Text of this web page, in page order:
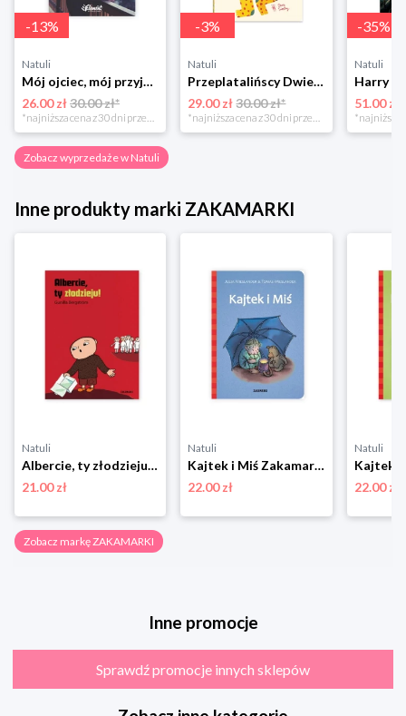
-13%
Natuli
Mój ojciec, mój przyjaciel Element
26.00 zł30.00 zł*
*najniższa cena z 30 dni przed obniżką
-3%
Natuli
Przeplatalińscy Dwie siostry
29.00 zł 30.00 zł*
*najniższa cena z 30 dni przed obniżką
-35%
Natuli
51.00 zł
Zobacz wyprzedaże w Natuli
Inne produkty marki ZAKAMARKI
Natuli
Albercie, ty złodzieju! Zakamarki
21.00 zł
Natuli
Kajtek i Miś Zakamarki
22.00 zł
Natuli
22.00 zł
Zobacz markę ZAKAMARKI
Inne promocje
Sprawdź promocje innych sklepów